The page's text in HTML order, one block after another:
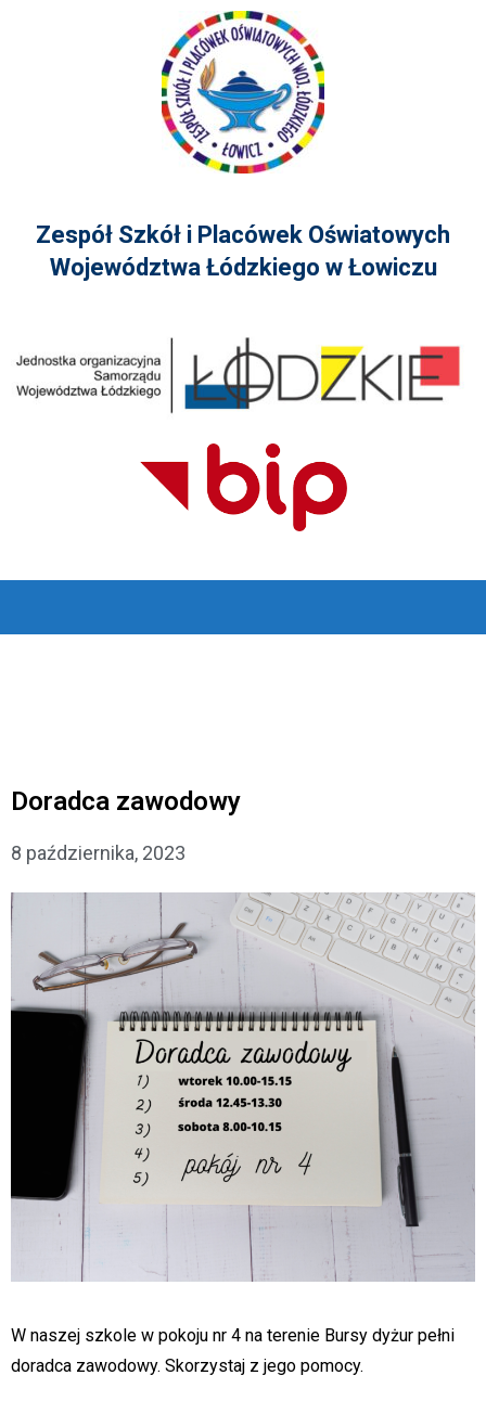
Zespół Szkół i Placówek Oświatowych
Województwa Łódzkiego w Łowiczu
Doradca zawodowy
8 października, 2023
W naszej szkole w pokoju nr 4 na terenie Bursy dyżur pełni
doradca zawodowy. Skorzystaj z jego pomocy.